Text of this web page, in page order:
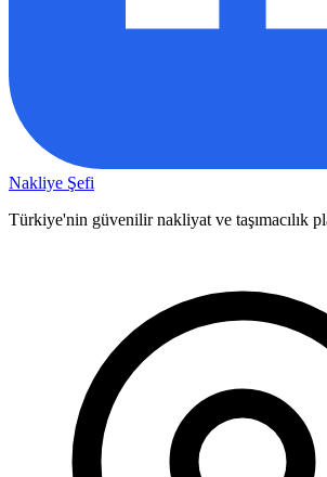
Nakliye Şefi
Türkiye'nin güvenilir nakliyat ve taşımacılık